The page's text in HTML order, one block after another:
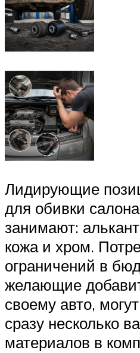
Лидирующие
для обивки
занимают:
кожа и хром.
ограничений в
желающие
своему авто,
сразу несколько
материалов в